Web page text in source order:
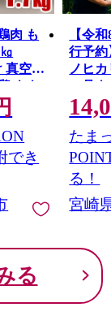
肉 も
真空パ
もも
でき
【令
行予約
ノヒ
10月
57-2a
たま
る！
宮崎
る